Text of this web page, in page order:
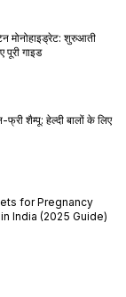
मोनोहाइड्रेट: शुरुआती
पूरी गाइड
शैम्पू: हेल्दी बालों के लिए
for Pregnancy
India (2025 Guide)